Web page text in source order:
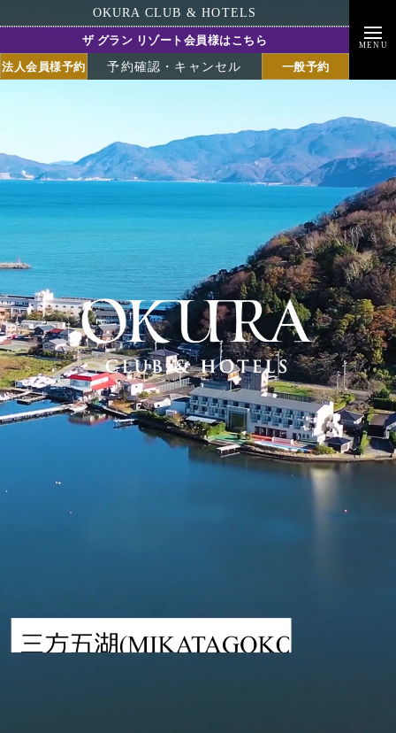
OKURA CLUB & HOTELS
ザ グラン リゾート会員様はこちら
法人会員様予約
予約確認・キャンセル 一般予約
MENU